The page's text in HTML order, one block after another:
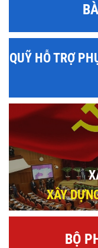
QUỸ HỖ TRỢ
XÂY
BỘ